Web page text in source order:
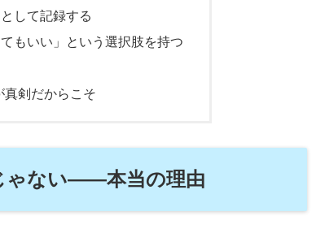
して記録する
もいい」という選択肢を持つ
真剣だからこそ
ゃない——本当の理由